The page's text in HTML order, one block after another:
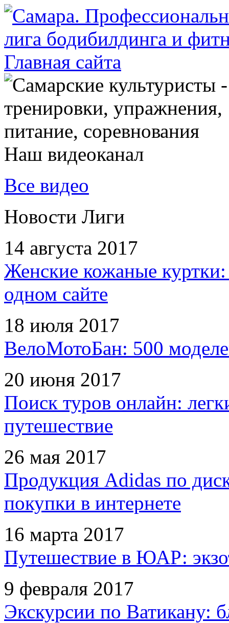
Наш видеоканал
Все видео
Новости Лиги
14 августа 2017
Женские кожаные
одном сайте
18 июля 2017
ВелоМотоБан: 500
20 июня 2017
Поиск туров онлайн:
путешествие
26 мая 2017
Продукция Adidas по
покупки в интернете
16 марта 2017
Путешествие в ЮАР:
9 февраля 2017
Экскурсии по Ватикану: